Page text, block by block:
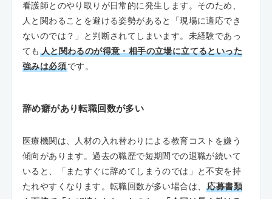
看護師とのやり取りが日常的に発生します。そのため、
人と関わることを避ける姿勢があると「現場に適応でき
ないのでは？」と判断されてしまいます。未経験であっ
ても 人と関わるのが得意・相手の立場に立てるといった
強みは必須です。
辞め癖があり転職回数が多い
医療機関は、人材の入れ替わりによる教育コストを嫌う
傾向があります。過去の職歴で短期間での退職が続いて
いると、「またすぐに辞めてしまうのでは」と不安を持
たれやすくなります。転職回数が多い場合は、応募書類